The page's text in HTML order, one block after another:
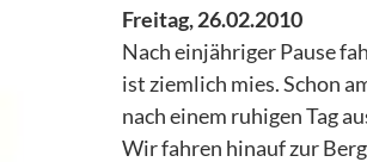
Freitag, 26.02.2010
Nach einjähriger Pause
ist ziemlich mies. Schon
nach einem ruhigen Tag
Wir fahren hinauf zur